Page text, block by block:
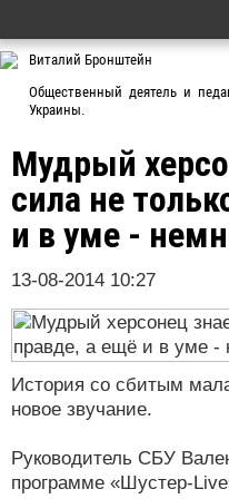
Виталий Бронштейн
Общественный деятель и
Украины.
Мудрый
сила не
и в уме -
13-08-2014 10:27
История со сбитым
новое звучание.
Руководитель СБУ
программе «Шустер-